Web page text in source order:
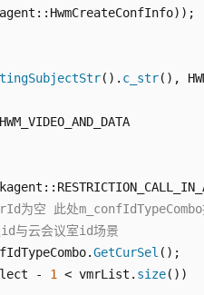
(). c_str(),
为空 此处m_confIdTypeCombo
与云会议室id场景
GetCurSel ();
- 1 < vmrList. size())